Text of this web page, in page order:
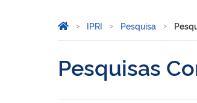
Você está aqui:
Página Inicial
IPRI Pesquisa
Pesquisas